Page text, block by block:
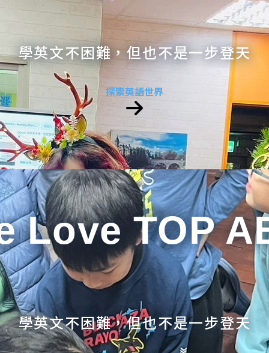
學英文不困難，但也不是一步登天
探索英語世界
Love TOP
學英文不困難，但也不是一步登天